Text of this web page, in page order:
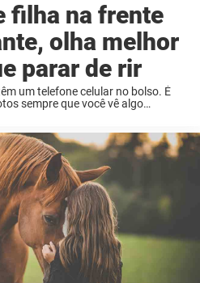
filha na frente
olha melhor
parar de rir
um telefone celular no bolso. É
sempre que você vê algo